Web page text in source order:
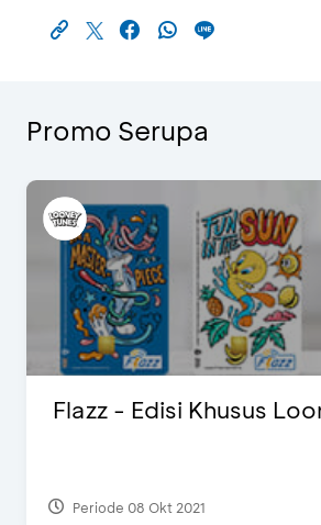
Promo Serupa
Flazz - Edisi Khusus
Periode 08 Okt 2021